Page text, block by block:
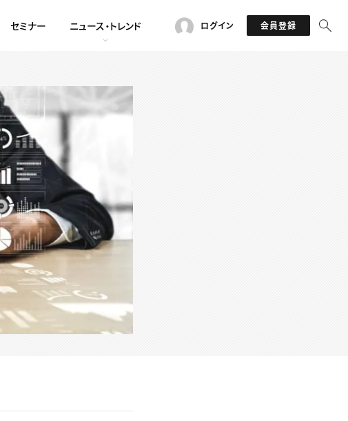
セミナー ニュース・トレンド ログイン 会員登録